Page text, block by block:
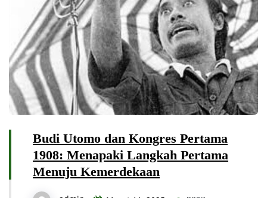
Budi Utomo dan Kongres Pertama
1908: Menapaki Langkah Pertama
Menuju Kemerdekaan